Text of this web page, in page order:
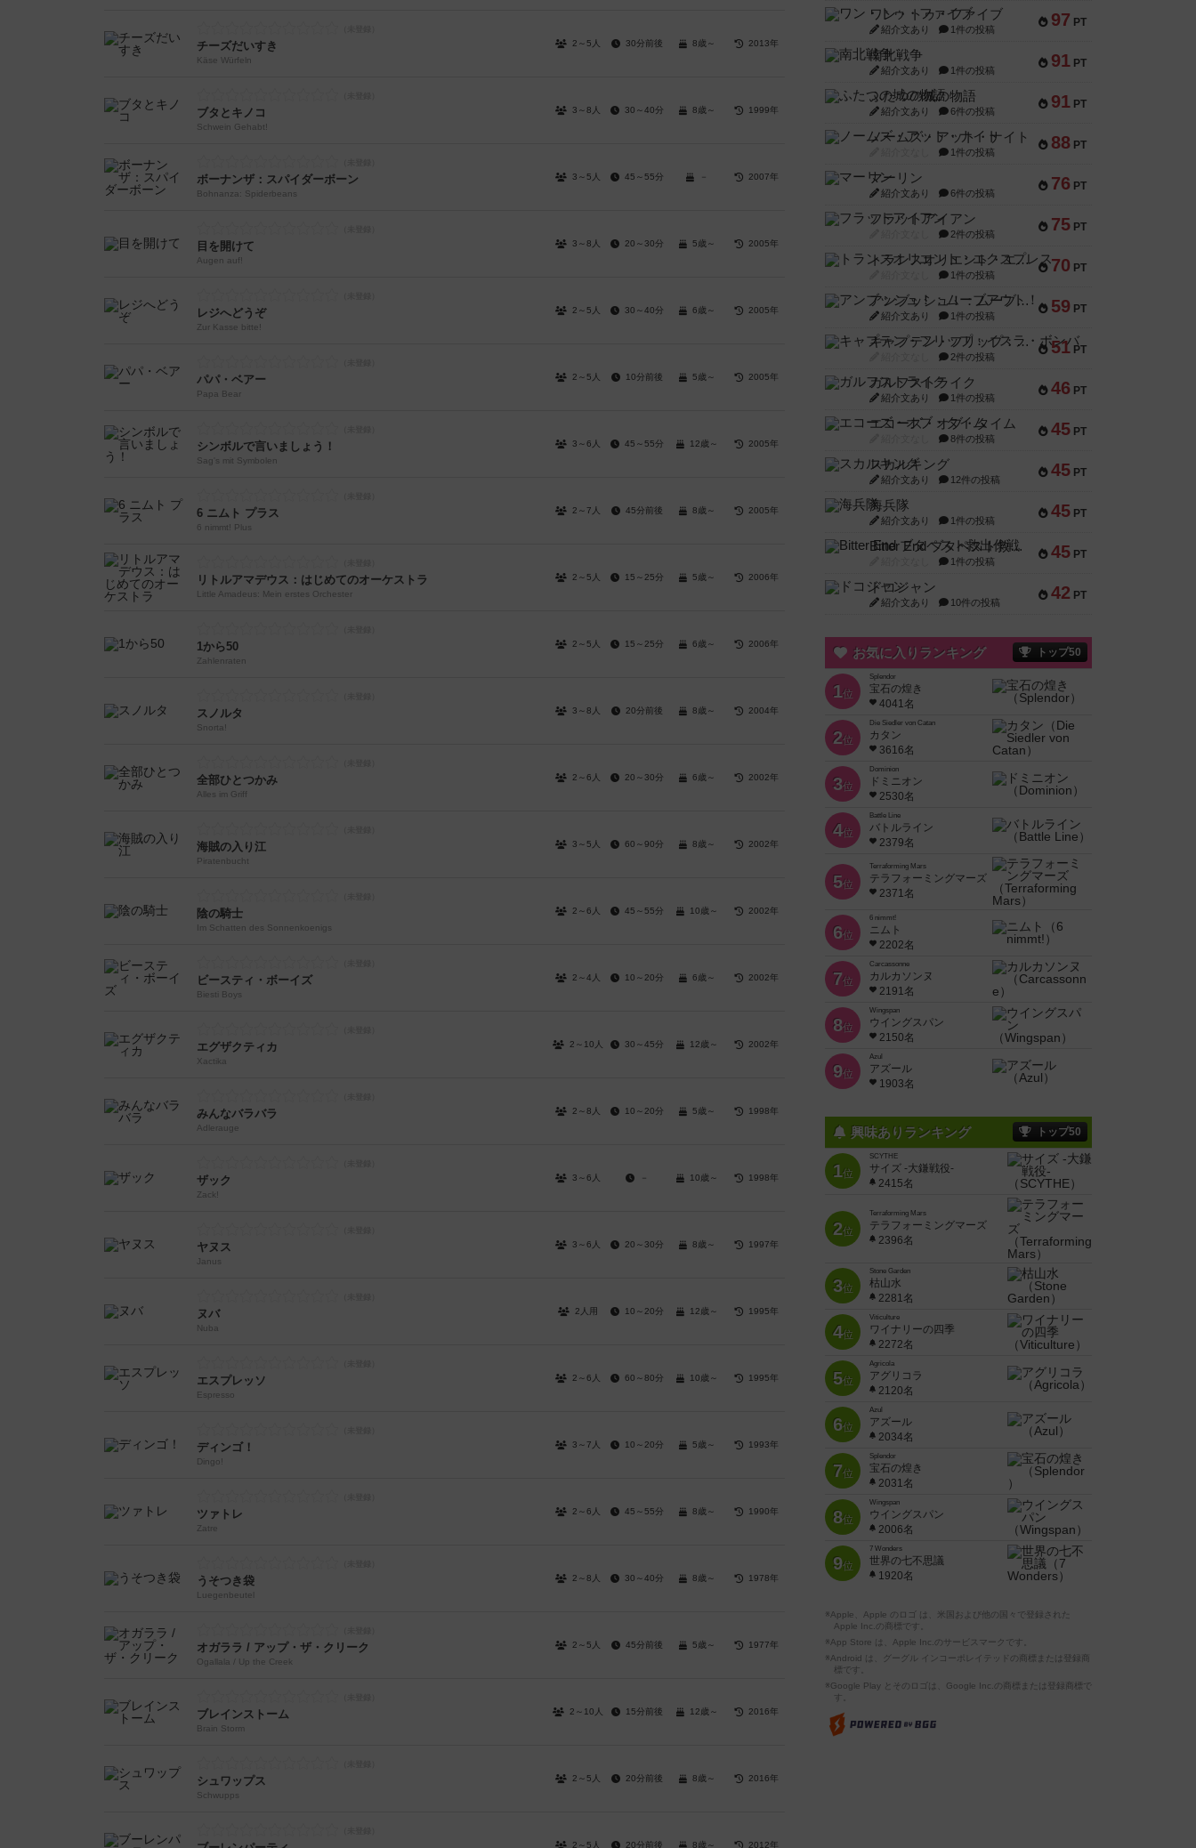
チーズだいすき
Käse Würfeln
2～5人 30分前後 8歳～ 2013年
ブタとキノコ
Schwein Gehabt!
3～8人 30～40分 8歳～ 1999年
ボーナンザ：スパイダーボーン
Bohnanza: Spiderbeans
3～5人 45～55分 － 2007年
目を開けて
Augen auf!
3～8人 20～30分 5歳～ 2005年
レジへどうぞ
Zur Kasse bitte!
2～5人 30～40分 6歳～ 2005年
パパ・ベアー
Papa Bear
2～5人 10分前後 5歳～ 2005年
シンボルで言いましょう！
Sag's mit Symbolen
3～6人 45～55分 12歳～ 2005年
6 ニムト プラス
6 nimmt! Plus
2～7人 45分前後 8歳～ 2005年
リトルアマデウス：はじめてのオーケストラ
Little Amadeus: Mein erstes Orchester
2～5人 15～25分 5歳～ 2006年
1から50
Zahlenraten
2～5人 15～25分 6歳～ 2006年
スノルタ
Snorta!
3～8人 20分前後 8歳～ 2004年
全部ひとつかみ
Alles im Griff
2～6人 20～30分 6歳～ 2002年
海賊の入り江
Piratenbucht
3～5人 60～90分 8歳～ 2002年
陰の騎士
Im Schatten des Sonnenkoenigs
2～6人 45～55分 10歳～ 2002年
ビースティ・ボーイズ
Biesti Boys
2～4人 10～20分 6歳～ 2002年
エグザクティカ
Xactika
2～10人 30～45分 12歳～ 2002年
みんなバラバラ
Adlerauge
2～8人 10～20分 5歳～ 1998年
ザック
Zack!
3～6人 － 10歳～ 1998年
ヤヌス
Janus
3～6人 20～30分 8歳～ 1997年
ヌバ
Nuba
2人用 10～20分 12歳～ 1995年
エスプレッソ
Espresso
2～6人 60～80分 10歳～ 1995年
ディンゴ！
Dingo!
3～7人 10～20分 5歳～ 1993年
ツァトレ
Zatre
2～6人 45～55分 8歳～ 1990年
うそつき袋
Luegenbeutel
2～8人 30～40分 8歳～ 1978年
オガララ / アップ・ザ・クリーク
Ogallala / Up the Creek
2～5人 45分前後 5歳～ 1977年
ブレインストーム
Brain Storm
2～10人 15分前後 12歳～ 2016年
シュワップス
Schwupps
2～5人 20分前後 8歳～ 2016年
2～5人 20分前後 8歳～ 2012年
97 PT
ワン・トゥ・ファイブ
紹介文あり 1件の投稿
91 PT
南北戦争
紹介文あり 1件の投稿
91 PT
ふたつの城の物語
紹介文あり 6件の投稿
88 PT
ノームズ・アット・ナイト
1件の投稿
76 PT
マーリン
紹介文あり 6件の投稿
75 PT
フラットアイアン
2件の投稿
70 PT
トランスオリエント・エクスプレス
1件の投稿
59 PT
アンブッシュ！：ムーブアウト！
紹介文あり 1件の投稿
51 PT
キャプテン・フリップ：イスラ・ボンバ
2件の投稿
46 PT
ガルフストライク
紹介文あり 1件の投稿
45 PT
エコーズ・オブ・タイム
8件の投稿
45 PT
スカルキング
紹介文あり 12件の投稿
45 PT
海兵隊
紹介文あり 1件の投稿
45 PT
Bitter End ブタペスト救出作戦
1件の投稿
42 PT
ドコジャン
紹介文あり 10件の投稿
お気に入りランキング トップ50
1位
Splendor
宝石の煌き
4041名
2位
Die Siedler von Catan
カタン
3616名
3位
Dominion
ドミニオン
2530名
4位
Battle Line
バトルライン
2379名
5位
Terraforming Mars
テラフォーミングマーズ
2371名
6位
6 nimmt!
ニムト
2202名
7位
Carcassonne
カルカソンヌ
2191名
8位
Wingspan
ウイングスパン
2150名
9位
Azul
アズール
1903名
興味ありランキング トップ50
1位
SCYTHE
サイズ -大鎌戦役-
2415名
2位
Terraforming Mars
テラフォーミングマーズ
2396名
3位
Stone Garden
枯山水
2281名
4位
Viticulture
ワイナリーの四季
2272名
5位
Agricola
アグリコラ
2120名
6位
Azul
アズール
2034名
7位
Splendor
宝石の煌き
2031名
8位
Wingspan
ウイングスパン
2006名
9位
7 Wonders
世界の七不思議
1920名
※Apple、Apple のロゴ は、米国および他の国々で登録された
Apple Inc.の商標です。
※App Store は、Apple Inc.のサービスマークです。
※Android は、グーグル インコーポレイテッドの商標または登録商
標です。
※Google Play とそのロゴは、Google Inc.の商標または登録商標で
す。